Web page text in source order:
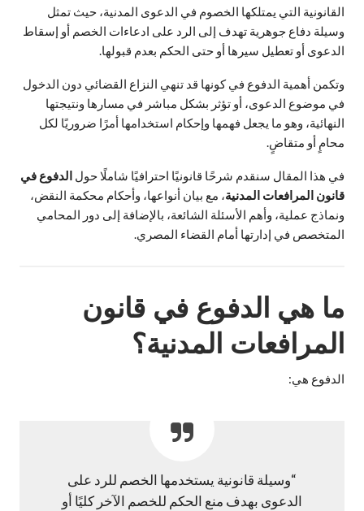
القانونية التي يمتلكها الخصوم في الدعوى المدنية، حيث تمثل
وسيلة دفاع جوهرية تهدف إلى الرد على ادعاءات الخصم أو إسقاط
الدعوى أو تعطيل سيرها أو حتى الحكم بعدم قبولها.
وتكمن أهمية الدفوع في كونها قد تنهي النزاع القضائي دون الدخول
في موضوع الدعوى، أو تؤثر بشكل مباشر في مسارها ونتيجتها
النهائية، وهو ما يجعل فهمها وإحكام استخدامها أمرًا ضروريًا لكل
محامٍ أو متقاضٍ.
في هذا المقال سنقدم شرحًا قانونيًا احترافيًا شاملًا حول الدفوع في
قانون المرافعات المدنية، مع بيان أنواعها، وأحكام محكمة النقض،
ونماذج عملية، وأهم الأسئلة الشائعة، بالإضافة إلى دور المحامي
المتخصص في إدارتها أمام القضاء المصري.
ما هي الدفوع في قانون
المرافعات المدنية؟
الدفوع هي:
“وسيلة قانونية يستخدمها الخصم للرد على
الدعوى بهدف منع الحكم للخصم الآخر كليًا أو